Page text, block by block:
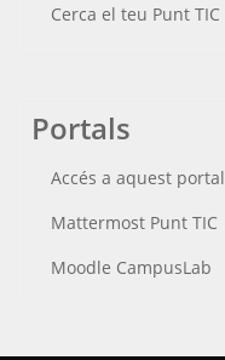
Cerca el teu Punt TIC
Portals
Accés a aquest portal
Mattermost Punt TIC
Moodle CampusLab